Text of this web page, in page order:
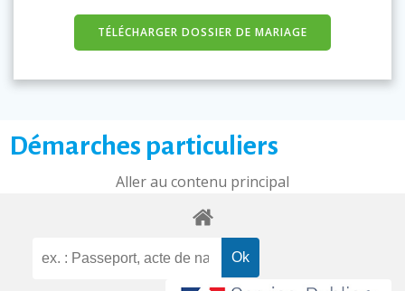
TÉLÉCHARGER DOSSIER DE MARIAGE
Démarches particuliers
Aller au contenu principal